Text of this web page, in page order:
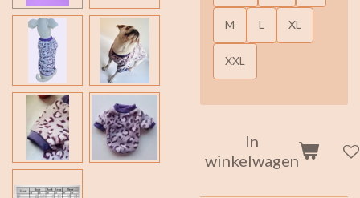
M L XL
XXL
In
winkelwagen